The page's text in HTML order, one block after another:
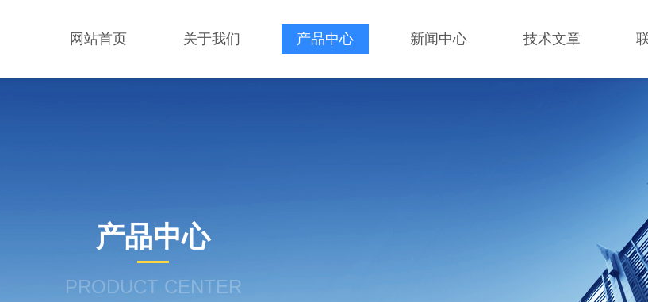
网站首页 关于我们 产品中心 新闻中心 技术文章
产品中心
PRODUCT CENTER